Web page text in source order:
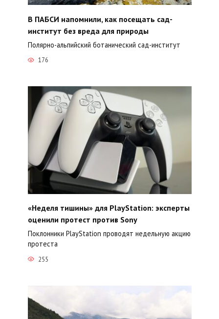
В ПАБСИ напомнили, как посещать сад-
институт без вреда для природы
Полярно-альпийский ботанический сад-институт
176
«Неделя тишины» для PlayStation: эксперты
оценили протест против Sony
Поклонники PlayStation проводят недельную акцию
протеста
255